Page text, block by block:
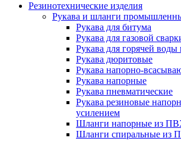
Резинотехнические изделия
Рукава и шланги
Рукава для битума
Рукава для газовой
Рукава для горячей воды
Рукава дюритовые
Рукава напорно-
Рукава напорные
Рукава пневматические
Рукава резиновые
усилением
Шланги напорные из
Шланги спиральные из